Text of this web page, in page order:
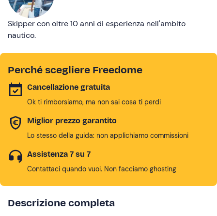
Skipper con oltre 10 anni di esperienza nell'ambito
nautico.
Perché scegliere Freedome
Cancellazione gratuita
Ok ti rimborsiamo, ma non sai cosa ti perdi
Miglior prezzo garantito
Lo stesso della guida: non applichiamo commissioni
Assistenza 7 su 7
Contattaci quando vuoi. Non facciamo ghosting
Descrizione completa